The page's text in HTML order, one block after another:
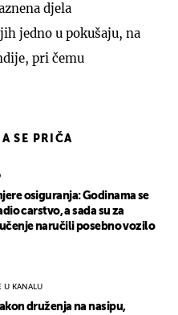
djela
jedno u pokušaju, na
pri čemu
SE PRIČA
osiguranja: Godinama se
carstvo, a sada su za
naručili posebno vozilo
U KANALU
druženja na nasipu,